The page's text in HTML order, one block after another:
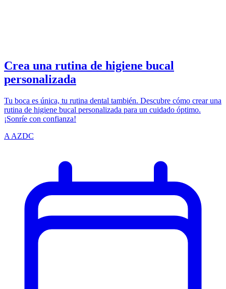
Crea una rutina de higiene bucal
personalizada
Tu boca es única, tu rutina dental también. Descubre cómo crear una
rutina de higiene bucal personalizada para un cuidado óptimo.
¡Sonríe con confianza!
A AZDC